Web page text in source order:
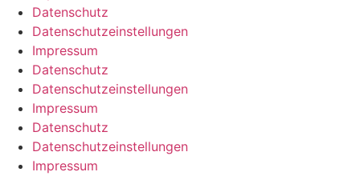
Datenschutz
Datenschutzeinstellungen
Impressum
Datenschutz
Datenschutzeinstellungen
Impressum
Datenschutz
Datenschutzeinstellungen
Impressum